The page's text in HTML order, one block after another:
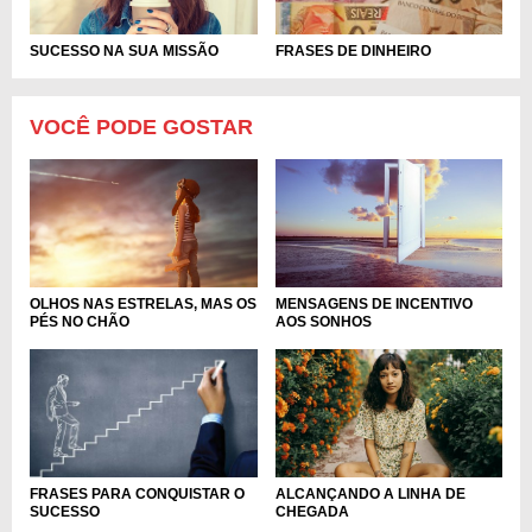
SUCESSO NA SUA MISSÃO FRASES DE DINHEIRO
VOCÊ PODE GOSTAR
OLHOS NAS ESTRELAS, MAS OS
PÉS NO CHÃO
MENSAGENS DE INCENTIVO
AOS SONHOS
FRASES PARA CONQUISTAR O
SUCESSO
ALCANÇANDO A LINHA DE
CHEGADA